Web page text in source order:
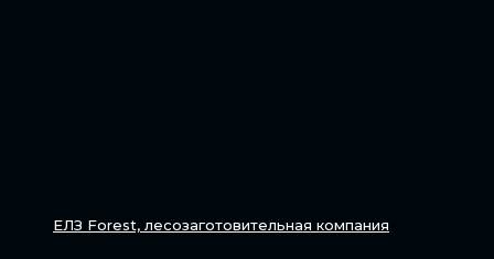
ЕЛЗ Forest, лесозаготовительная компания